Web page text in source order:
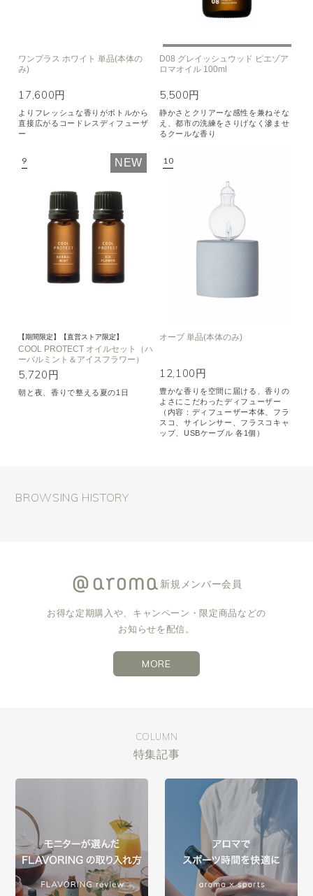
ワンプラス ホワイト 単品(本体の
み)
17,600円
よりフレッシュな香りがボトルから
直接広がるコードレスディフューザ
ー
D08 グレイッシュウッド ピエゾア
ロマオイル 100ml
5,500円
静かさとクリアーな感性を兼ねそな
え、都市の洗練をさりげなく滲ませ
るクールな香り
NEW
【期間限定】【直営ストア限定】
COOL PROTECT オイルセット（ハ
ーバルミント＆アイスフラワー）
5,720円
朝と夜、香りで整える夏の1日
オーブ 単品(本体のみ)
12,100円
豊かな香りを空間に届ける、香りの
よさにこだわったディフューザー
（内容：ディフューザー本体、フラ
スコ、サイレンサー、フラスコキャ
ップ、USBケーブル 各1個）
BROWSING HISTORY
新規メンバー会員
お得な定期購入や、キャンペーン・限定商品などの
お知らせを配信。
MORE
COLUMN
特集記事